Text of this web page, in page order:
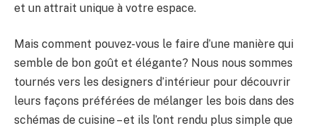
et un attrait unique à votre espace.
Mais comment pouvez-vous le faire d’une manière qui
semble de bon goût et élégante? Nous nous sommes
tournés vers les designers d’intérieur pour découvrir
leurs façons préférées de mélanger les bois dans des
schémas de cuisine – et ils l’ont rendu plus simple que